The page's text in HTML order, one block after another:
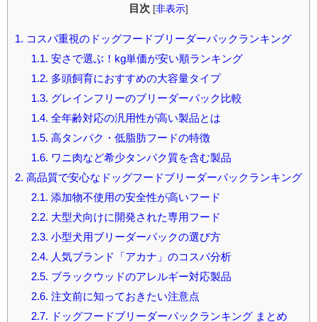
目次 [非表示]
1.
コスパ重視のドッグフードブリーダーパックランキング
1.1.
安さで選ぶ！kg単価が安い順ランキング
1.2. 多頭飼育におすすめの大容量タイプ
1.3. グレインフリーのブリーダーパック比較
1.4. 全年齢対応の汎用性が高い製品とは
1.5. 高タンパク・低脂肪フードの特徴
1.6.
ワニ肉など希少タンパク質を含む製品
2. 高品質で安心なドッグフードブリーダーパックランキング
2.1.
添加物不使用の安全性が高いフード
2.2. 大型犬向けに開発された専用フード
2.3. 小型犬用ブリーダーパックの選び方
2.4.
人気ブランド「アカナ」のコスパ分析
2.5. ブラックウッドのアレルギー対応製品
2.6. 注文前に知っておきたい注意点
2.7.
ドッグフードブリーダーパックランキング まとめ